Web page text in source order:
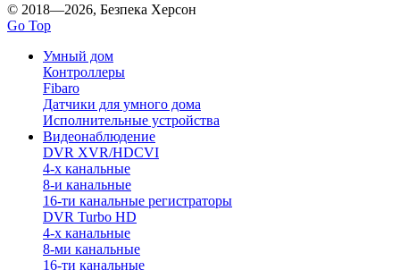
© 2018—2026, Безпека Херсон
Go Top
Умный дом
Контроллеры
Fibaro
Датчики для умного дома
Исполнительные устройства
Видеонаблюдение
DVR XVR/HDCVI
4-x канальные
8-и канальные
16-ти канальные регистраторы
DVR Turbo HD
4-х канальные
8-ми канальные
16-ти канальные